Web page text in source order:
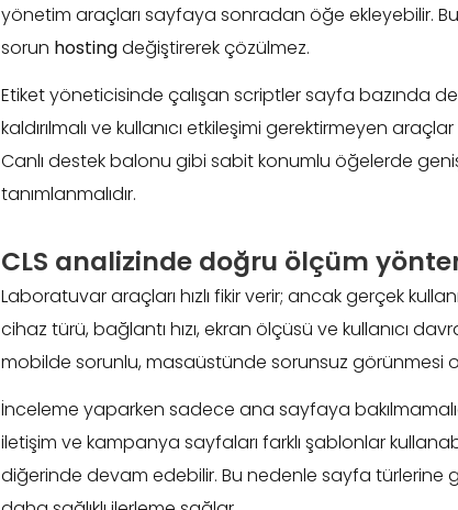
yönetim araçları sayfaya sonradan öğe ekleyebilir.
sorun hostingdeğiştirerek çözülmez.
Etiket yöneticisinde çalışan scriptler sayfa bazında
kaldırılmalı ve kullanıcı etkileşimi gerektirmeyen
Canlı destek balonu gibi sabit konumlu öğelerde
tanımlanmalıdır.
CLS analizinde doğru ölçüm
Laboratuvar araçları hızlı fikir verir; ancak gerçek
cihaz türü, bağlantı hızı, ekran ölçüsü ve kullanıcı
mobilde sorunlu, masaüstünde sorunsuz görünmesi
İnceleme yaparken sadece ana sayfaya
iletişim ve kampanya sayfaları farklı şablonlar
diğerinde devam edebilir. Bu nedenle sayfa türlerine